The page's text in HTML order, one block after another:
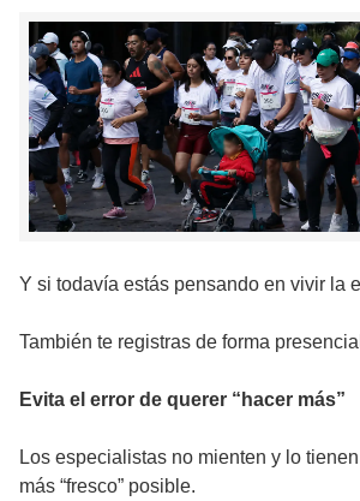
Y si todavía estás pensando en vivir la
También te registras de forma
Evita el error de querer “hacer más”
Los especialistas no mienten y lo
más “fresco” posible.